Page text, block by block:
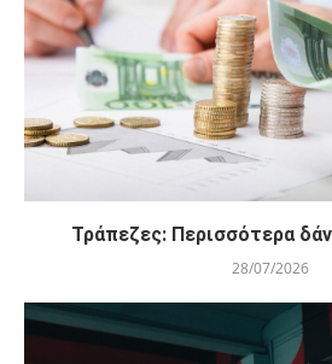
Τράπεζες: Περισσότερα
28/07/2026